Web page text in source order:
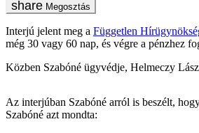
Megosztás
Interjú jelent meg a Független
még 30 vagy 60 nap, és végre a pénzhez
Közben Szabóné ügyvédje, Helmeczy
Az interjúban Szabóné arról is beszélt,
Szabóné azt mondta: